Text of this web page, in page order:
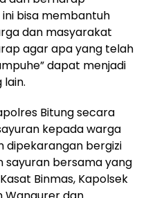
bisa membantuh
dan masyarakat
agar apa yang telah
dapat menjadi
Bitung secara
kepada warga
dipekarangan bergizi
sayuran bersama yang
Binmas, Kapolsek